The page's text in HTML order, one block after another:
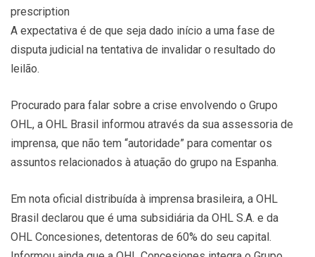
prescription
A expectativa é de que seja dado início a uma fase de
disputa judicial na tentativa de invalidar o resultado do
leilão.
Procurado para falar sobre a crise envolvendo o Grupo
OHL, a OHL Brasil informou através da sua assessoria de
imprensa, que não tem “autoridade” para comentar os
assuntos relacionados à atuação do grupo na Espanha.
Em nota oficial distribuída à imprensa brasileira, a OHL
Brasil declarou que é uma subsidiária da OHL S.A. e da
OHL Concesiones, detentoras de 60% do seu capital.